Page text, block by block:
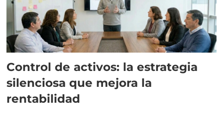
Control de activos: la estrategia
silenciosa que mejora la
rentabilidad